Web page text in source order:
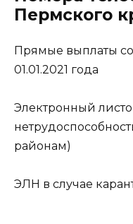
Пермского
Прямые выплаты
01.01.2021 года
Электронный
районам)
ЭЛН в случае